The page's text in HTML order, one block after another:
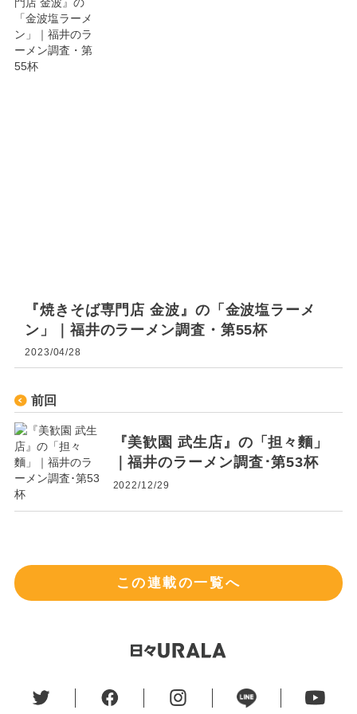
『焼きそば専門店 金波』の「金波塩ラーメ
ン」｜福井のラーメン調査・第55杯
2023/04/28
前回
『美歓園 武生店』の「担々麵」
｜福井のラーメン調査･第53杯
2022/12/29
この連載の一覧へ